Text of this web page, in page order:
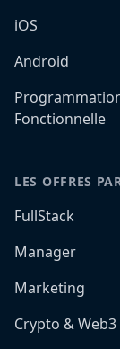
iOS
Android
Fonctionnelle
LES OFFRES
FullStack
Manager
Marketing
Crypto & Web3